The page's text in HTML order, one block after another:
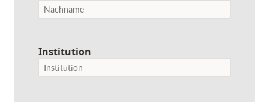
Institution